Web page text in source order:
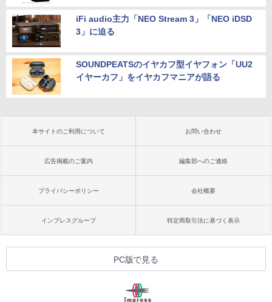
iFi audio主力「NEO Stream 3」「NEO iDSD
3」に迫る
SOUNDPEATSのイヤカフ型イヤフォン「UU2
イヤーカフ」をイヤカフマニアが語る
本サイトのご利用について お問い合わせ
広告掲載のご案内 編集部へのご連絡
プライバシーポリシー 会社概要
インプレスグループ 特定商取引法に基づく表示
PC版で見る